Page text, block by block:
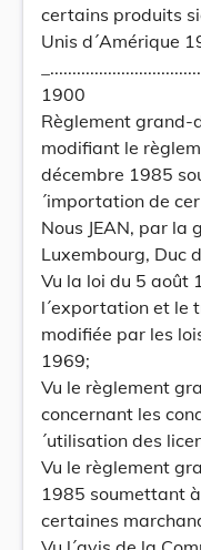
certains produits
Unis d´Amérique
1900
Règlement grand-
modifiant le
décembre 1985
´importation de
Nous JEAN, par la
Luxembourg, Duc
Vu la loi du 5 août
l´exportation et le
modifiée par les
1969;
Vu le règlement
concernant les
´utilisation des
Vu le règlement
1985 soumettant
certaines